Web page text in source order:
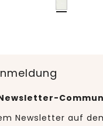
Newsletter auf